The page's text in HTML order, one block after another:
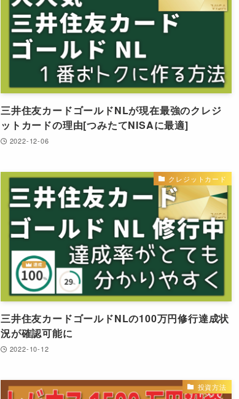
三井住友カードゴールドNLが現在最強のクレジ
ットカードの理由[つみたてNISAに最適]
2022-12-06
クレジットカード
三井住友カードゴールドNLの100万円修行達成状
況が確認可能に
2022-10-12
投資方法